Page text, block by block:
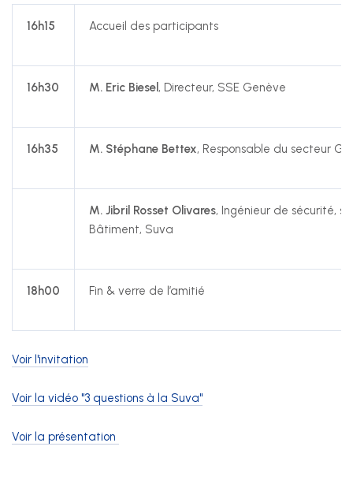
16h15 Accueil des participants
16h30 M. Eric Biesel, Directeur, SSE Genève
16h35 M. Stéphane Bettex, Responsable du secteur
M. Jibril Rosset Olivares, Ingénieur de sécurité,
Bâtiment, Suva
18h00 Fin & verre de l’amitié
Voir l'invitation
Voir la vidéo "3 questions à la Suva"
Voir la présentation